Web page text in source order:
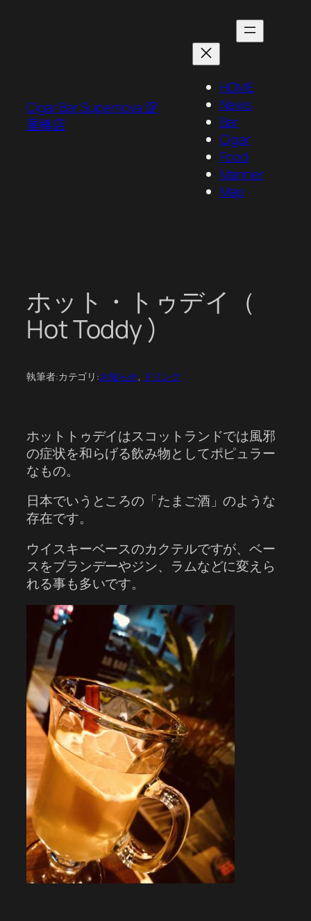
Cigar Bar Supernova 淀
屋橋店
HOME
News
Bar
Cigar
Food
Manner
Map
ホット・トゥデイ（
Hot Toddy )
執筆者:カテゴリ:お知らせ, ドリンク
ホットトゥデイはスコットランドでは風邪
の症状を和らげる飲み物としてポピュラー
なもの。
日本でいうところの「たまご酒」のような
存在です。
ウイスキーベースのカクテルですが、ベー
スをブランデーやジン、ラムなどに変えら
れる事も多いです。